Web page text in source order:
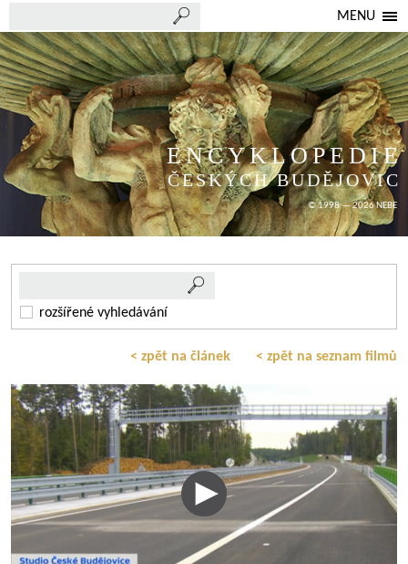
MENU
ENCYKLOPEDIE
ČESKÝCH BUDĚJOVIC
© 1998 — 2026 NEBE
rozšířené vyhledávání
< zpět na článek < zpět na seznam filmů